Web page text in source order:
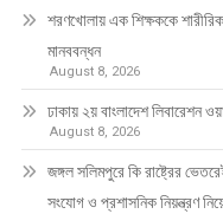
শরণখোলায় এক শিক্ষককে
মানববন্ধন
August 8, 2026
ঢাকায় ২য় বাংলাদেশ লিবারেশন
August 8, 2026
জঙ্গল সলিমপুরে কি রাষ্ট্রের
সংযোগ ও প্রশাসনিক নিয়ন্ত্রণ